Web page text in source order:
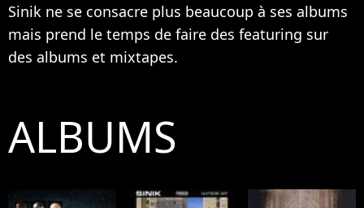
Sinik ne se consacre plus beaucoup à ses albums
mais prend le temps de faire des featuring sur
des albums et mixtapes.
ALBUMS